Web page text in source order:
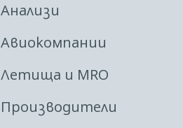
Анализи
Авиокомпании
Летища и MRO
Производители